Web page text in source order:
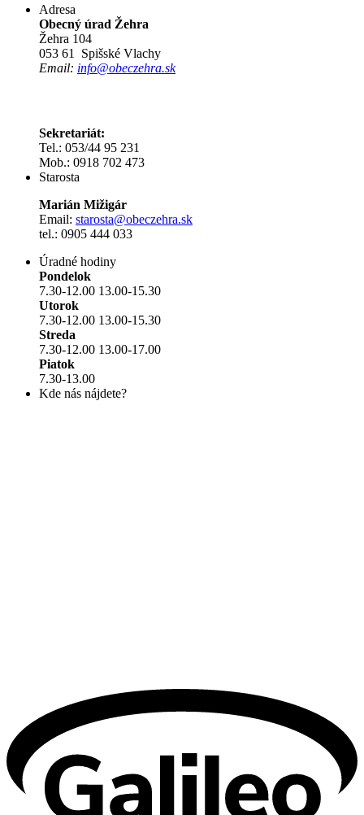
Adresa
Obecný úrad Žehra
Žehra 104
053 61 Spišské Vlachy
Email: info@obeczehra.sk
Sekretariát:
Tel.: 053/44 95 231
Mob.: 0918 702 473
Starosta
Marián Mižigár
Email: starosta@obeczehra.sk
tel.: 0905 444 033
Úradné hodiny
Pondelok
7.30-12.00 13.00-15.30
Utorok
7.30-12.00 13.00-15.30
Streda
7.30-12.00 13.00-17.00
Piatok
7.30-13.00
Kde nás nájdete?